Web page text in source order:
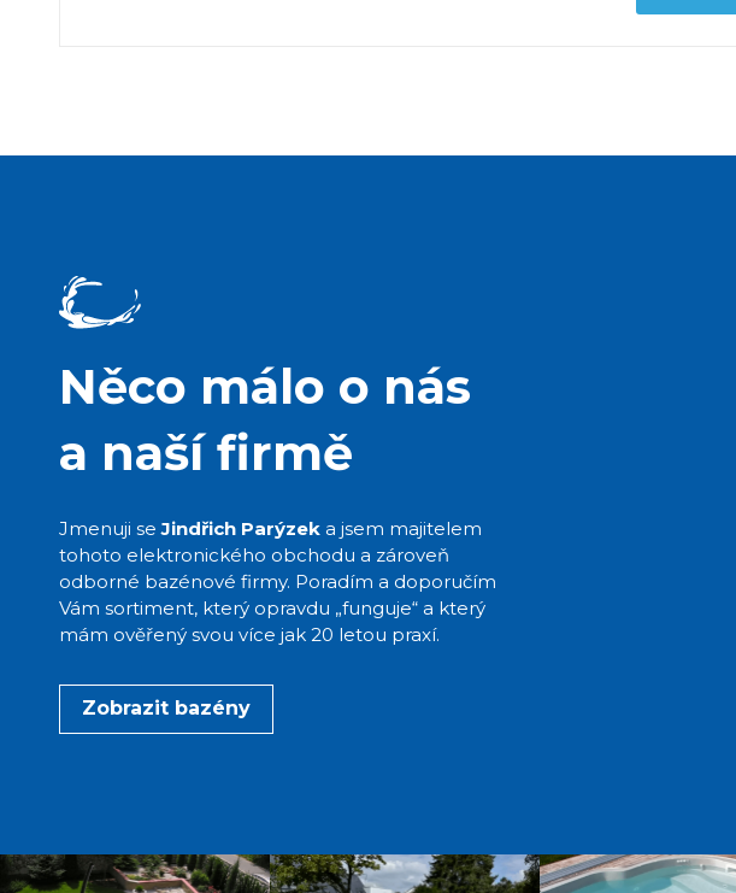
Něco málo o nás
a naší firmě
Jmenuji seJindřich Parýzeka jsem majitelem
tohoto elektronického obchodu a zároveň
odborné bazénové firmy. Poradím a doporučím
Vám sortiment, který opravdu „funguje“ a který
mám ověřený svou více jak 20 letou praxí.
Zobrazit bazény